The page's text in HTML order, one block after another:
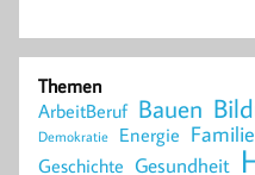
Themen
ArbeitBeruf Bauen
Demokratie Energie Familie
Geschichte Gesundheit